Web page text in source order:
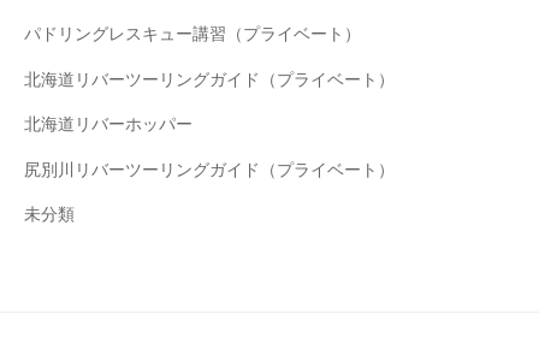
パドリングレスキュー講習（プライベート）
北海道リバーツーリングガイド（プライベート）
北海道リバーホッパー
尻別川リバーツーリングガイド（プライベート）
未分類